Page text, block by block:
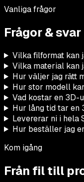
Vanliga frågor
Frågor & svar
Vilka filformat kan
Vilka material kan
Hur väljer jag rätt
Hur stor modell
Vad kostar en 3D-
Hur lång tid tar en
Levererar ni i hela
Hur beställer jag
Kom igång
Från fil till